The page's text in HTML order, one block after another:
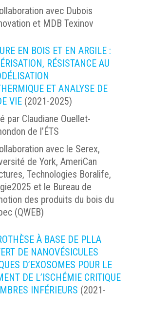
avec Dubois
et MDB Texinov
EN BOIS ET EN ARGILE :
RÉSISTANCE AU
ET ANALYSE DE
VIE (2021-2025)
par Claudiane Ouellet-
de l’ÉTS
avec le Serex,
de York, AmeriCan
Technologies Boralife,
et le Bureau de
des produits du bois du
(QWEB)
À BASE DE PLLA
DE NANOVÉSICULES
D’EXOSOMES POUR LE
DE L’ISCHÉMIE CRITIQUE
INFÉRIEURS (2021-